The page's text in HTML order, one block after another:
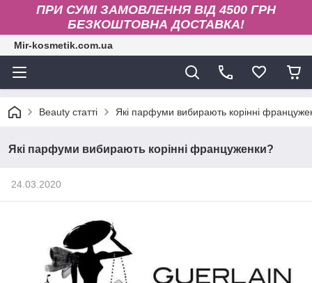
ПРИ СУМІ ЗАМОВЛЕННЯ ВІД 4500 ГРН
БЕЗКОШТОВНА ДОСТАВКА!
Mir-kosmetik.com.ua
Beauty статті Які парфуми вибирають корінні
Які парфуми вибирають корінні француженки?
24.03.2020